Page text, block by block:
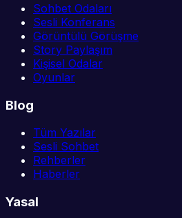
Sohbet Odaları
Sesli Konferans
Görüntülü Görüşme
Story Paylaşım
Kişisel Odalar
Oyunlar
Blog
Tüm Yazılar
Sesli Sohbet
Rehberler
Haberler
Yasal